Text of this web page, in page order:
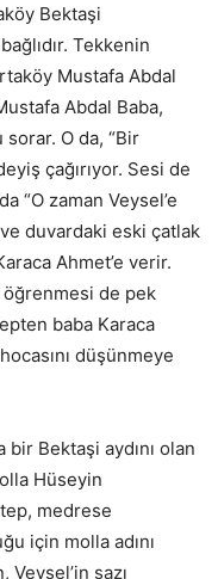
Bektaşi
Tekkenin
Mustafa Abdal
Abdal Baba,
sorar. O da, “Bir
çağırıyor. Sesi de
“O zaman Veysel’e
duvardaki eski çatlak
Ahmet’e verir.
öğrenmesi de pek
baba Karaca
düşünmeye
Bektaşi aydını olan
Hüseyin
medrese
için molla adını
Veysel’in sazı